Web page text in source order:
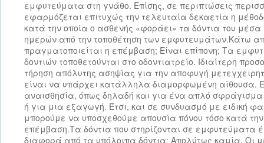
εμφυτεύματα στη γνάθο. Επίσης, σε περιπτώσεις
εφαρμόζεται επιτυχώς την τελευταία δεκαετία η
κατά την οποία ο ασθενής «φοράει» τα δόντια του
ημερών από την τοποθέτηση των εμφυτευμάτων.Κάτω
πραγματοποιείται η επέμβαση; Είναι επίπονη; Τα
δοντιών τοποθετούνται στο οδοντιατρείο. Ιδιαίτερη
τήρηση απόλυτης ασηψίας για την αποφυγή
είναι να υπάρχει κατάλληλα διαμορφωμένη αίθουσα.
αναισθησία, όπως δηλαδή και για ένα απλό
ή για μια εξαγωγή. Έτσι, και σε συνδυασμό με ειδική
μπορούμε να υποσχεθούμε απουσία πόνου τόσο κατά
επέμβαση.Τα δόντια που στηρίζονται σε εμφυτεύματα
διαφορά από τα υπόλοιπα δόντια; Απολύτως καμία. Οι